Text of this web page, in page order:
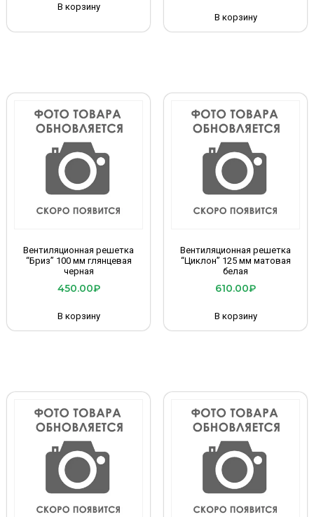
В корзину
В корзину
Вентиляционная решетка
“Бриз” 100 мм глянцевая
черная
450.00₽
В корзину
Вентиляционная решетка
“Циклон” 125 мм матовая
белая
610.00₽
В корзину